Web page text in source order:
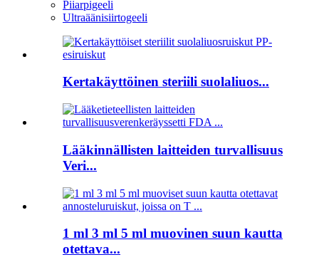
Piiarpigeeli
Ultraäänisiirtogeeli
Kertakäyttöinen steriili suolaliuos...
Lääkinnällisten laitteiden turvallisuus
Veri...
1 ml 3 ml 5 ml muovinen suun kautta
otettava...